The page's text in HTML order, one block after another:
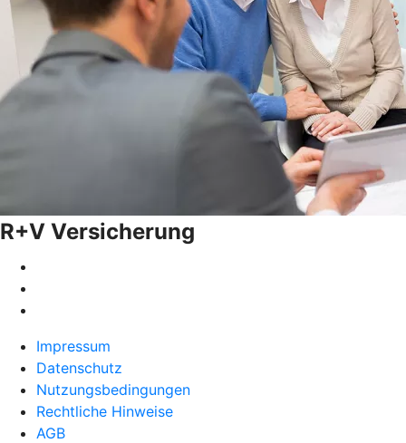
R+V Versicherung
Impressum
Datenschutz
Nutzungsbedingungen
Rechtliche Hinweise
AGB